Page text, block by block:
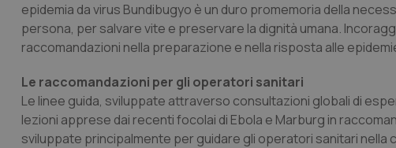
epidemia da virus Bundibugyo è un duro promemoria della
persona, per salvare vite e preservare la dignità umana.
raccomandazioni nella preparazione e nella risposta alle
Le raccomandazioni per gli operatori sanitari
Le linee guida, sviluppate attraverso consultazioni globali di
lezioni apprese dai recenti focolai di Ebola e Marburg in
sviluppate principalmente per guidare gli operatori sanitari